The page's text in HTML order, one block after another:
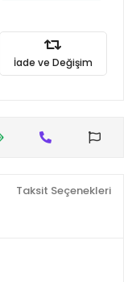
İade ve Değişim
Taksit Seçenekleri